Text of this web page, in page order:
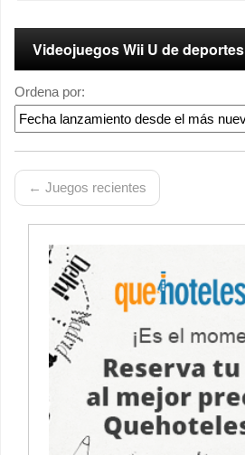
Videojuegos Wii U de deportes
Ordena por:
← Juegos recientes